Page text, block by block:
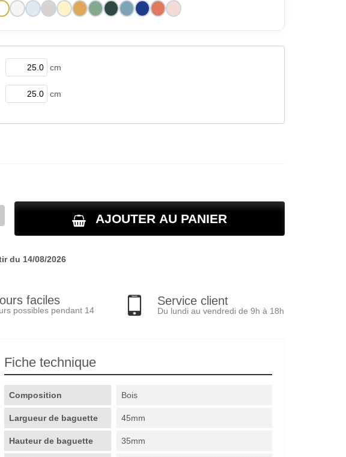
cm
cm
AJOUTER AU PANIER
du 14/08/2026
faciles
possibles pendant 14
Service client
Du lundi au vendredi de 9h à 18h
Fiche technique
Composition Bois
Largueur de baguette 45mm
Hauteur de baguette 35mm